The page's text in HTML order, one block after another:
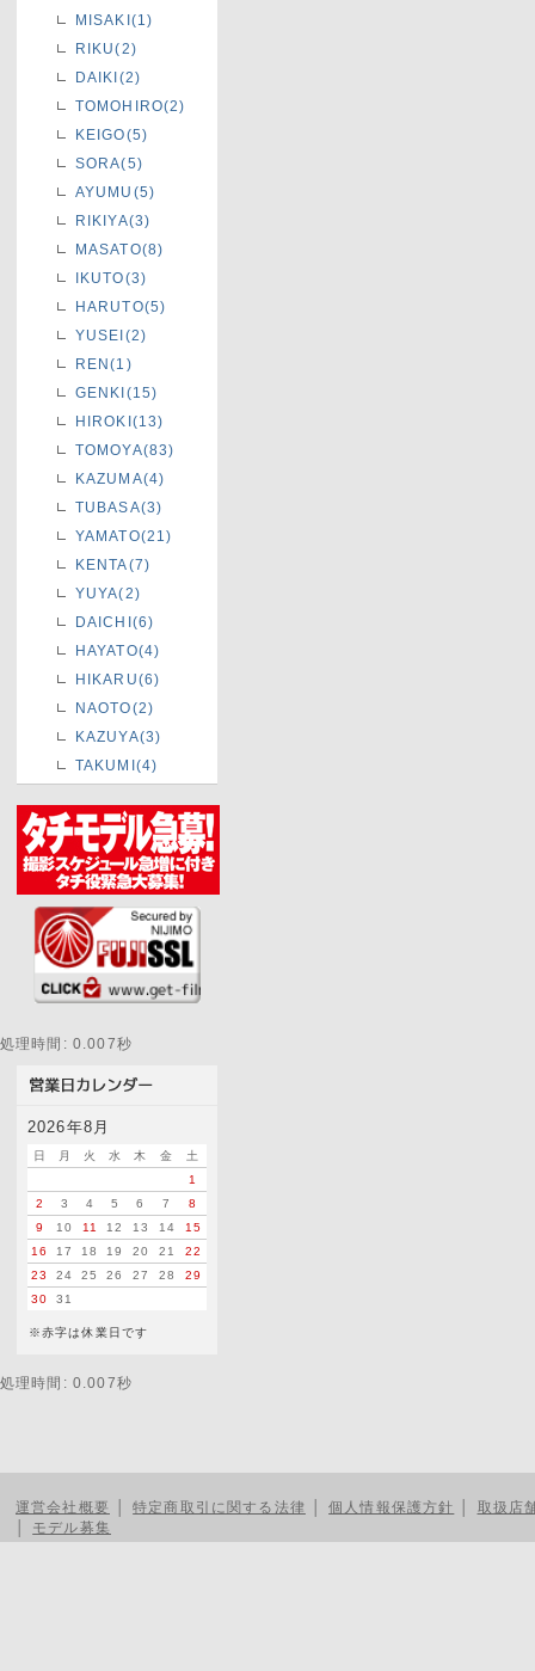
MISAKI(1)
RIKU(2)
DAIKI(2)
TOMOHIRO(2)
KEIGO(5)
SORA(5)
AYUMU(5)
RIKIYA(3)
MASATO(8)
IKUTO(3)
HARUTO(5)
YUSEI(2)
REN(1)
GENKI(15)
HIROKI(13)
TOMOYA(83)
KAZUMA(4)
TUBASA(3)
YAMATO(21)
KENTA(7)
YUYA(2)
DAICHI(6)
HAYATO(4)
HIKARU(6)
NAOTO(2)
KAZUYA(3)
TAKUMI(4)
処理時間: 0.007秒
2026年8月
日 月 火 水 木 金
土
1
2
3 4 5 6 7
8
9
10 11 12 13 14
15
16
17 18 19 20 21
22
23
24 25 26 27 28
29
30
31
※赤字は休業日です
処理時間: 0.007秒
運営会社概要 特定商取引に関する法律 個人情報保護方針
取扱店
モデル募集